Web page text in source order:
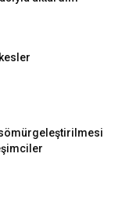
sömürgeleştirilmesi